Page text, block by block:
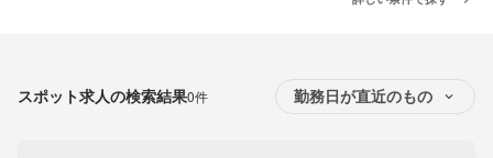
スポット求人の検索結果0件 勤務日が直近のもの